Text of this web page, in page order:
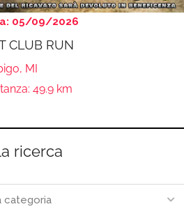
05/09/2026
CLUB RUN
MI
49.9 km
ricerca
categoria